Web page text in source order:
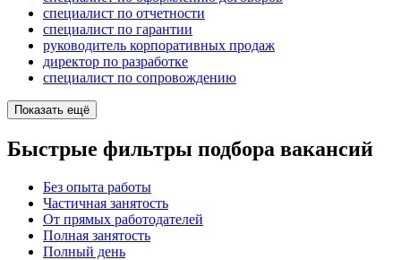
специалист по отчетности
специалист по гарантии
руководитель корпоративных продаж
директор по разработке
специалист по сопровождению
Показать ещё
Быстрые фильтры подбора вакансий
Без опыта работы
Частичная занятость
От прямых работодателей
Полная занятость
Полный день